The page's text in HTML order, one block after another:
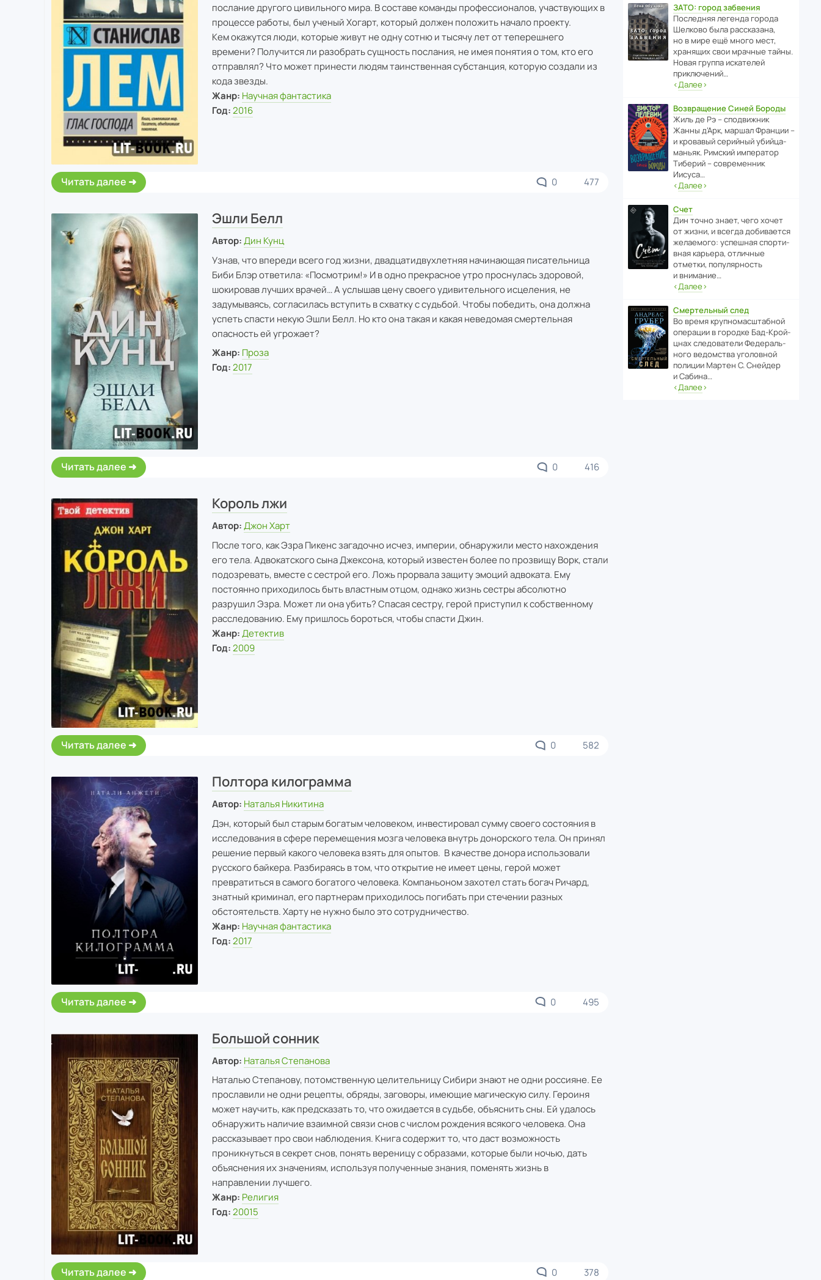
послание другого цивильного мира. В составе команды профессионалов, участвующих в
процессе работы, был ученый Хогарт, который должен положить начало проекту.
Кем окажутся люди, которые живут не одну сотню и тысячу лет от теперешнего
времени? Получится ли разобрать сущность послания, не имея понятия о том, кто его
отправлял? Что может принести людям таинственная субстанция, которую создали из
кода звезды.
Жанр: Научная фантастика
Год: 2016
Читать далее 0 477
Эшли Белл
Автор: Дин Кунц
Узнав, что впереди всего год жизни, двадцатидвухлетняя начинающая писательница
Биби Блэр ответила: «Посмотрим!» И в одно прекрасное утро проснулась здоровой,
шокировав лучших врачей… А услышав цену своего удивительного исцеления, не
задумываясь, согласилась вступить в схватку с судьбой. Чтобы победить, она должна
успеть спасти некую Эшли Белл. Но кто она такая и какая неведомая смертельная
опасность ей угрожает?
Жанр: Проза
Год: 2017
Читать далее 0 416
Король лжи
Автор: Джон Харт
После того, как Эзра Пикенс загадочно исчез, империи, обнаружили место нахождения
его тела. Адвокатского сына Джексона, который известен более по прозвищу Ворк, стали
подозревать, вместе с сестрой его. Ложь прорвала защиту эмоций адвоката. Ему
постоянно приходилось быть властным отцом, однако жизнь сестры абсолютно
разрушил Эзра. Может ли она убить? Спасая сестру, герой приступил к собственному
расследованию. Ему пришлось бороться, чтобы спасти Джин.
Жанр: Детектив
Год: 2009
Читать далее 0 582
Полтора килограмма
Автор: Наталья Никитина
Дэн, который был старым богатым человеком, инвестировал сумму своего состояния в
исследования в сфере перемещения мозга человека внутрь донорского тела. Он принял
решение первый какого человека взять для опытов. В качестве донора использовали
русского байкера. Разбираясь в том, что открытие не имеет цены, герой может
превратиться в самого богатого человека. Компаньоном захотел стать богач Ричард,
знатный криминал, его партнерам приходилось погибать при стечении разных
обстоятельств. Харту не нужно было это сотрудничество.
Жанр: Научная фантастика
Год: 2017
Читать далее 0 495
Большой сонник
Автор: Наталья Степанова
Наталью Степанову, потомственную целительницу Сибири знают не одни россияне. Ее
прославили не одни рецепты, обряды, заговоры, имеющие магическую силу. Героиня
может научить, как предсказать то, что ожидается в судьбе, объяснить сны. Ей удалось
обнаружить наличие взаимной связи снов с числом рождения всякого человека. Она
рассказывает про свои наблюдения. Книга содержит то, что даст возможность
проникнуться в секрет снов, понять вереницу с образами, которые были ночью, дать
объяснения их значениям, используя полученные знания, поменять жизнь в
направлении лучшего.
Жанр: Религия
Год: 20015
Читать далее 0 378
ЗАТО: город забвения
После­дняя легенда города
Шелково была расска­зана,
но в мире ещё много мест,
хранящих свои мрачные тайны.
Новая группа иска­телей
приключений…
‹Далее›
Возвращение Синей Бороды
Жиль де Рэ – спод­ви­жник
Жанны д’Арк, маршал Франции –
и кровавый серийный убийца-
маньяк. Римский импе­ратор
Тиберий – совре­менник
Иисуса…
‹Далее›
Счет
Дин точно знает, чего хочет
от жизни, и всегда доби­ва­ется
жела­е­мого: успе­шная спор­ти­
вная карьера, отли­чные
отметки, попу­ля­р­ность
и внимание…
‹Далее›
Смертельный след
Во время круп­но­мас­ш­та­бной
операции в городке Бад‑Крой­
цнах следо­ва­тели Феде­раль­
ного ведомства уголо­вной
полиции Мартен С. Снейдер
и Сабина…
‹Далее›